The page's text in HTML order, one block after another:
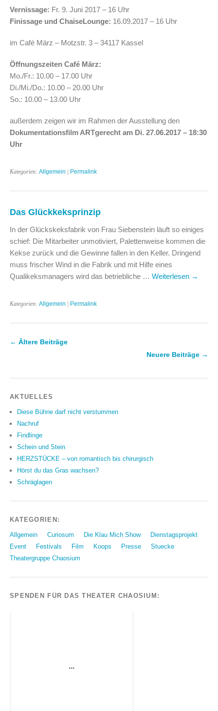
Vernissage: Fr. 9. Juni 2017 – 16 Uhr
Finissage und ChaiseLounge: 16.09.2017 – 16 Uhr
im Café März – Motzstr. 3 – 34117 Kassel
Öffnungszeiten Café März:
Mo./Fr.: 10.00 – 17.00 Uhr
Di./Mi./Do.: 10.00 – 20.00 Uhr
So.: 10.00 – 13.00 Uhr
außerdem zeigen wir im Rahmen der Ausstellung den
Dokumentationsfilm ARTgerecht am Di. 27.06.2017 – 18:30
Uhr
Kategorien: Allgemein Permalink
Das Glückkeksprinzip
In der Glückskeksfabrik von Frau Siebenstein läuft so einiges
schief: Die Mitarbeiter unmotiviert, Palettenweise kommen die
Kekse zurück und die Gewinne fallen in den Keller. Dringend
muss frischer Wind in die Fabrik und mit Hilfe eines
Qualikeksmanagers wird das betriebliche … Weiterlesen →
Kategorien: Allgemein Permalink
← Ältere Beiträge
Neuere Beiträge →
AKTUELLES
Diese Bühne darf nicht verstummen
Nachruf
Findlinge
Schein und Stein
HERZSTÜCKE – von romantisch bis chirurgisch
Hörst du das Gras wachsen?
Schräglagen
KATEGORIEN:
Allgemein Curiosum Die Klau Mich Show
Dienstagsprojekt
Event
Festivals Film Koops Presse
Stuecke
Theatergruppe Chaosium
SPENDEN FÜR DAS THEATER CHAOSIUM: